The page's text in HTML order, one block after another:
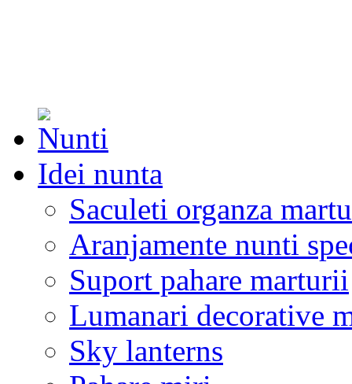
Idei nunta
Saculeti organza
Aranjamente nunti
Suport pahare marturii
Lumanari decorative
Sky lanterns